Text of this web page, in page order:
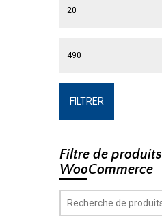
FILTRER
Filtre de produits
WooCommerce